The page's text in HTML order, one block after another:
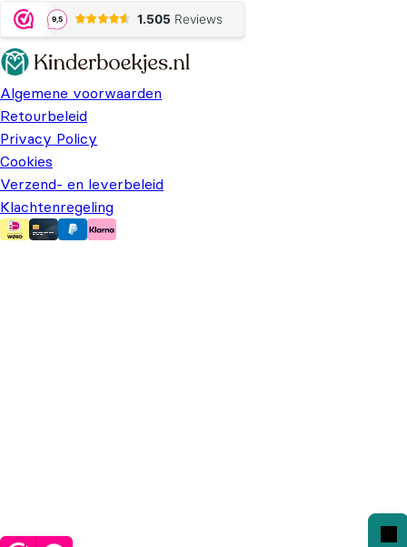
Algemene voorwaarden
Retourbeleid
Privacy Policy
Cookies
Verzend- en leverbeleid
Klachtenregeling